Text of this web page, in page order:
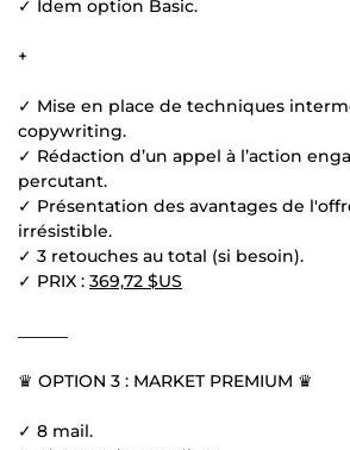
✓ Idem option Basic.
+
✓ Mise en place de techniques
copywriting.
✓ Rédaction d’un appel à l’action
percutant.
✓ Présentation des avantages de
irrésistible.
✓ 3 retouches au total (si besoin).
✓ PRIX : 369,72 $US
♛ OPTION 3 : MARKET PREMIUM ♛
✓ 8 mail.